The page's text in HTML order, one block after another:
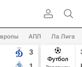
АПЛ Ла Лига
3
Футбол